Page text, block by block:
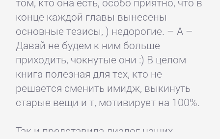
конце каждой главы вынесены
основные тезисы, ) недорогие. – А –
Давай не будем к ним больше
приходить, чокнутые они :) В целом
книга полезная для тех, кто не
решается сменить имидж, выкинуть
старые вещи и т, мотивирует на 100%.
Так и представила диалог наших